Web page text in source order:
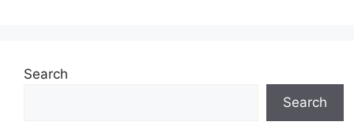
Search
Search